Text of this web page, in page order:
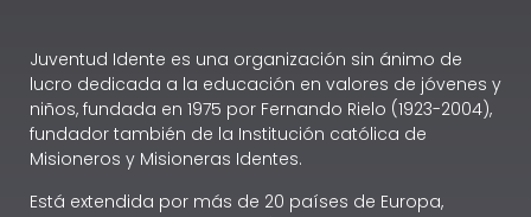
Juventud Idente es una organización sin ánimo de
lucro dedicada a la educación en valores de jóvenes y
niños, fundada en 1975 por Fernando Rielo (1923-2004),
fundador también de la Institución católica de
Misioneros y Misioneras Identes.
Está extendida por más de 20 países de Europa,